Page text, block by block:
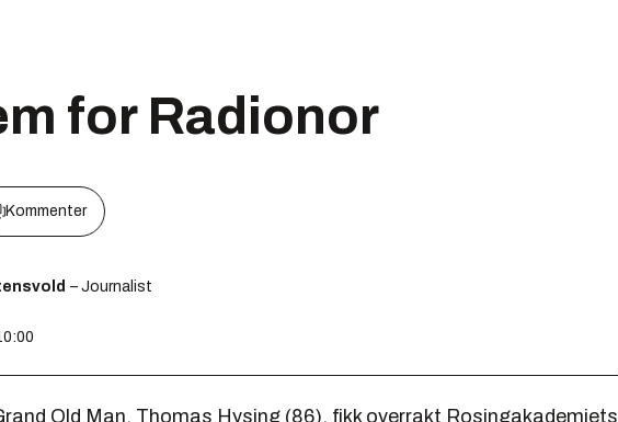
for Radionor
Kommenter
– Journalist
Old Man, Thomas Hysing (86), fikk overrakt Rosingakademiets